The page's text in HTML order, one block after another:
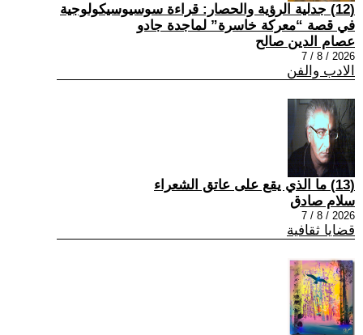
(12) جدلية الرؤية والحصار: قراءة سوسيوسيكولوجية
في قصة “معركة خاسرة” لماجدة جادو
عصام الدين صالح
2026 / 8 / 7
الادب والفن
(13) ما الذي يقع على عاتق الشعراء
سلام صادق
2026 / 8 / 7
قضايا ثقافية